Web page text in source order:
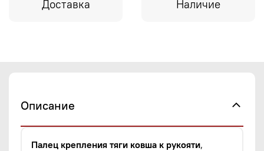
Доставка Наличие
Описание
Палец крепления тяги ковша к рукояти,